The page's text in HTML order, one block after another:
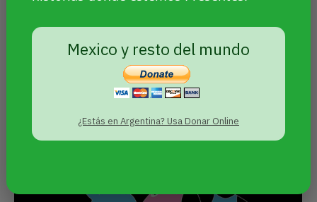
Mexico y resto del mundo
¿Estás en Argentina? Usa Donar Online
2019.